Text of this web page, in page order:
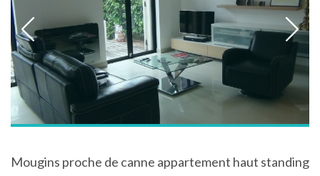
Mougins proche de canne appartement haut standing